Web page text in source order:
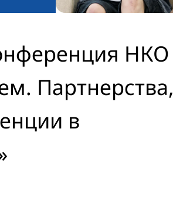
НКО
Партнерства,
в